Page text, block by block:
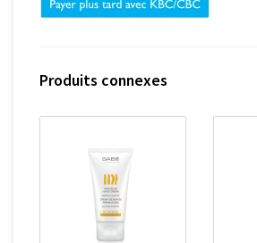
Produits connexes